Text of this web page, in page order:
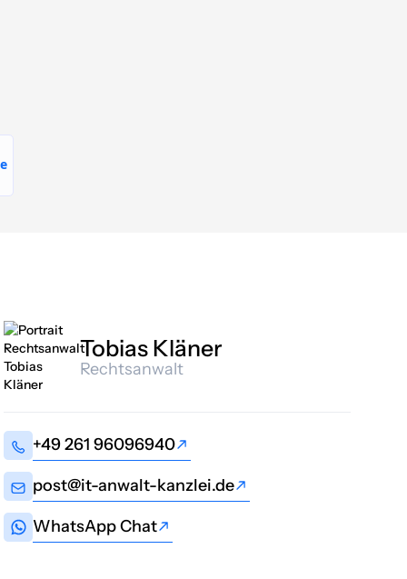
Tobias Kläner
Rechtsanwalt
+49 261 96096940
+49 261 96096940
post@it-anwalt-kanzlei.de
post@it-anwalt-kanzlei.de
WhatsApp Chat
WhatsApp Chat